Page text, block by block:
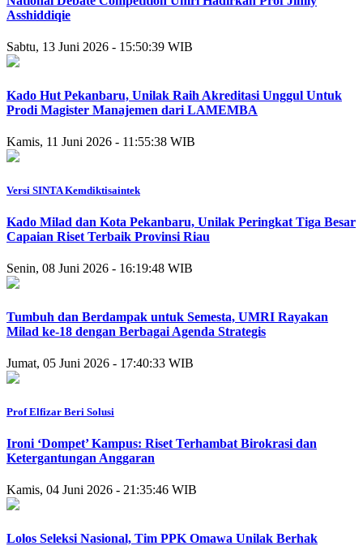
Asshiddiqie
Sabtu, 13 Juni 2026 - 15:50:39 WIB
Kado Hut Pekanbaru, Unilak Raih Akreditasi Unggul Untuk
Prodi Magister Manajemen dari LAMEMBA
Kamis, 11 Juni 2026 - 11:55:38 WIB
Versi SINTA Kemdiktisaintek
Kado Milad dan Kota Pekanbaru, Unilak Peringkat Tiga Besar
Capaian Riset Terbaik Provinsi Riau
Senin, 08 Juni 2026 - 16:19:48 WIB
Tumbuh dan Berdampak untuk Semesta, UMRI Rayakan
Milad ke-18 dengan Berbagai Agenda Strategis
Jumat, 05 Juni 2026 - 17:40:33 WIB
Prof Elfizar Beri Solusi
Ironi ‘Dompet’ Kampus: Riset Terhambat Birokrasi dan
Ketergantungan Anggaran
Kamis, 04 Juni 2026 - 21:35:46 WIB
Lolos Seleksi Nasional, Tim PPK Omawa Unilak Berhak